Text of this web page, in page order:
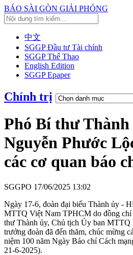
BÁO SÀI GÒN GIẢI PHÓNG
中文
SGGP Đầu tư Tài chính
SGGP Thể Thao
English Edition
SGGP Epaper
Chính trị
Phó Bí thư
Nguyễn Phước
các cơ quan báo
SGGPO 17/06/2025 13:02
Ngày 17-6, đoàn đại biểu Thành ủy -
MTTQ Việt Nam TPHCM do đồng
thư Thành ủy, Chủ tịch Ủy ban
trưởng đoàn đã đến thăm, chúc mừng
niệm 100 năm Ngày Báo chí Cách
21-6-2025).